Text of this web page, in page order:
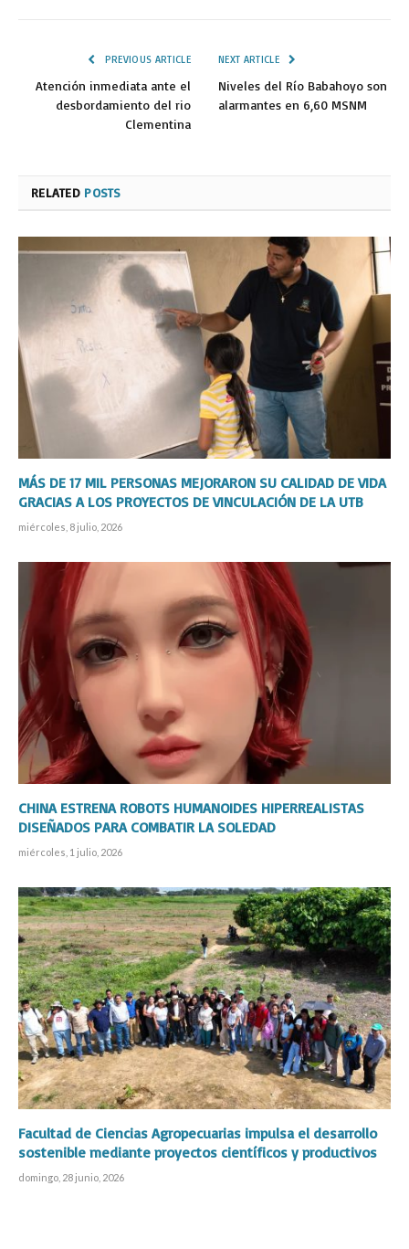
PREVIOUS ARTICLE
Atención inmediata ante el
desbordamiento del rio
Clementina
NEXT ARTICLE
Niveles del Río Babahoyo son
alarmantes en 6,60 MSNM
RELATED POSTS
MÁS DE 17 MIL PERSONAS MEJORARON SU CALIDAD DE VIDA
GRACIAS A LOS PROYECTOS DE VINCULACIÓN DE LA UTB
miércoles, 8 julio, 2026
CHINA ESTRENA ROBOTS HUMANOIDES HIPERREALISTAS
DISEÑADOS PARA COMBATIR LA SOLEDAD
miércoles, 1 julio, 2026
Facultad de Ciencias Agropecuarias impulsa el desarrollo
sostenible mediante proyectos científicos y productivos
domingo, 28 junio, 2026